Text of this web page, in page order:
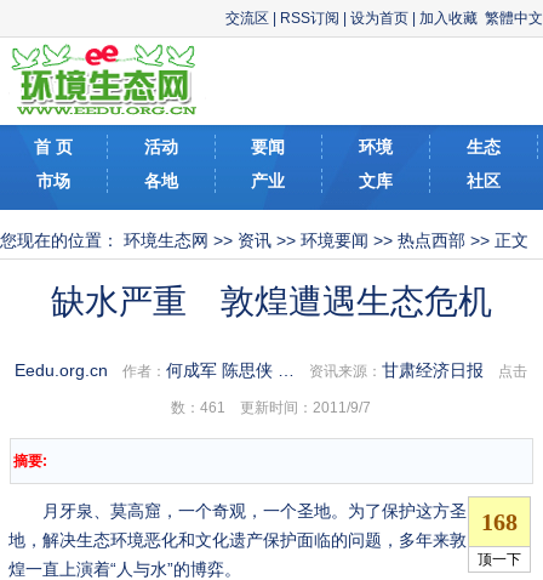
交流区 RSS订阅 设为首页 加入收藏 繁體中文
首 页 活动 要闻 环境
生态
市场
各地 产业 文库 社区
您现在的位置： 环境生态网 >> 资讯 >> 环境要闻 >> 热点西部 >> 正文
缺水严重 敦煌遭遇生态危机
Eedu.org.cn 作者：何成军 陈思侠 … 资讯来源：甘肃经济日报 点击
数：461 更新时间：2011/9/7
摘要:
月牙泉、莫高窟，一个奇观，一个圣地。为了保护这方圣
地，解决生态环境恶化和文化遗产保护面临的问题，多年来敦
煌一直上演着“人与水”的博弈。